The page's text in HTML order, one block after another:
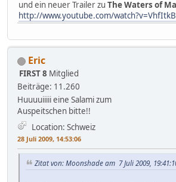
und ein neuer Trailer zu The Waters of
http://www.youtube.com/
Eric
FIRST 8 Mitglied
Beiträge: 11.260
Huuuuiiiii eine Salami zum
Auspeitschen bitte!!
Location: Schweiz
28 Juli 2009, 14:53:06
Zitat von: Moonshade am 7 Juli 2009,